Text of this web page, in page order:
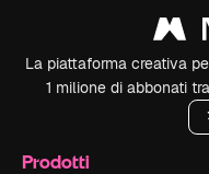
La piattaforma creativa
1 milione di abbonati
Prodotti